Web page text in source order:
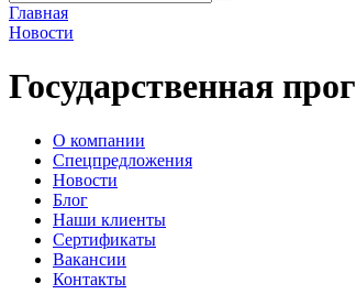
Главная
Новости
Государственная
О компании
Спецпредложения
Новости
Блог
Наши клиенты
Сертификаты
Вакансии
Контакты